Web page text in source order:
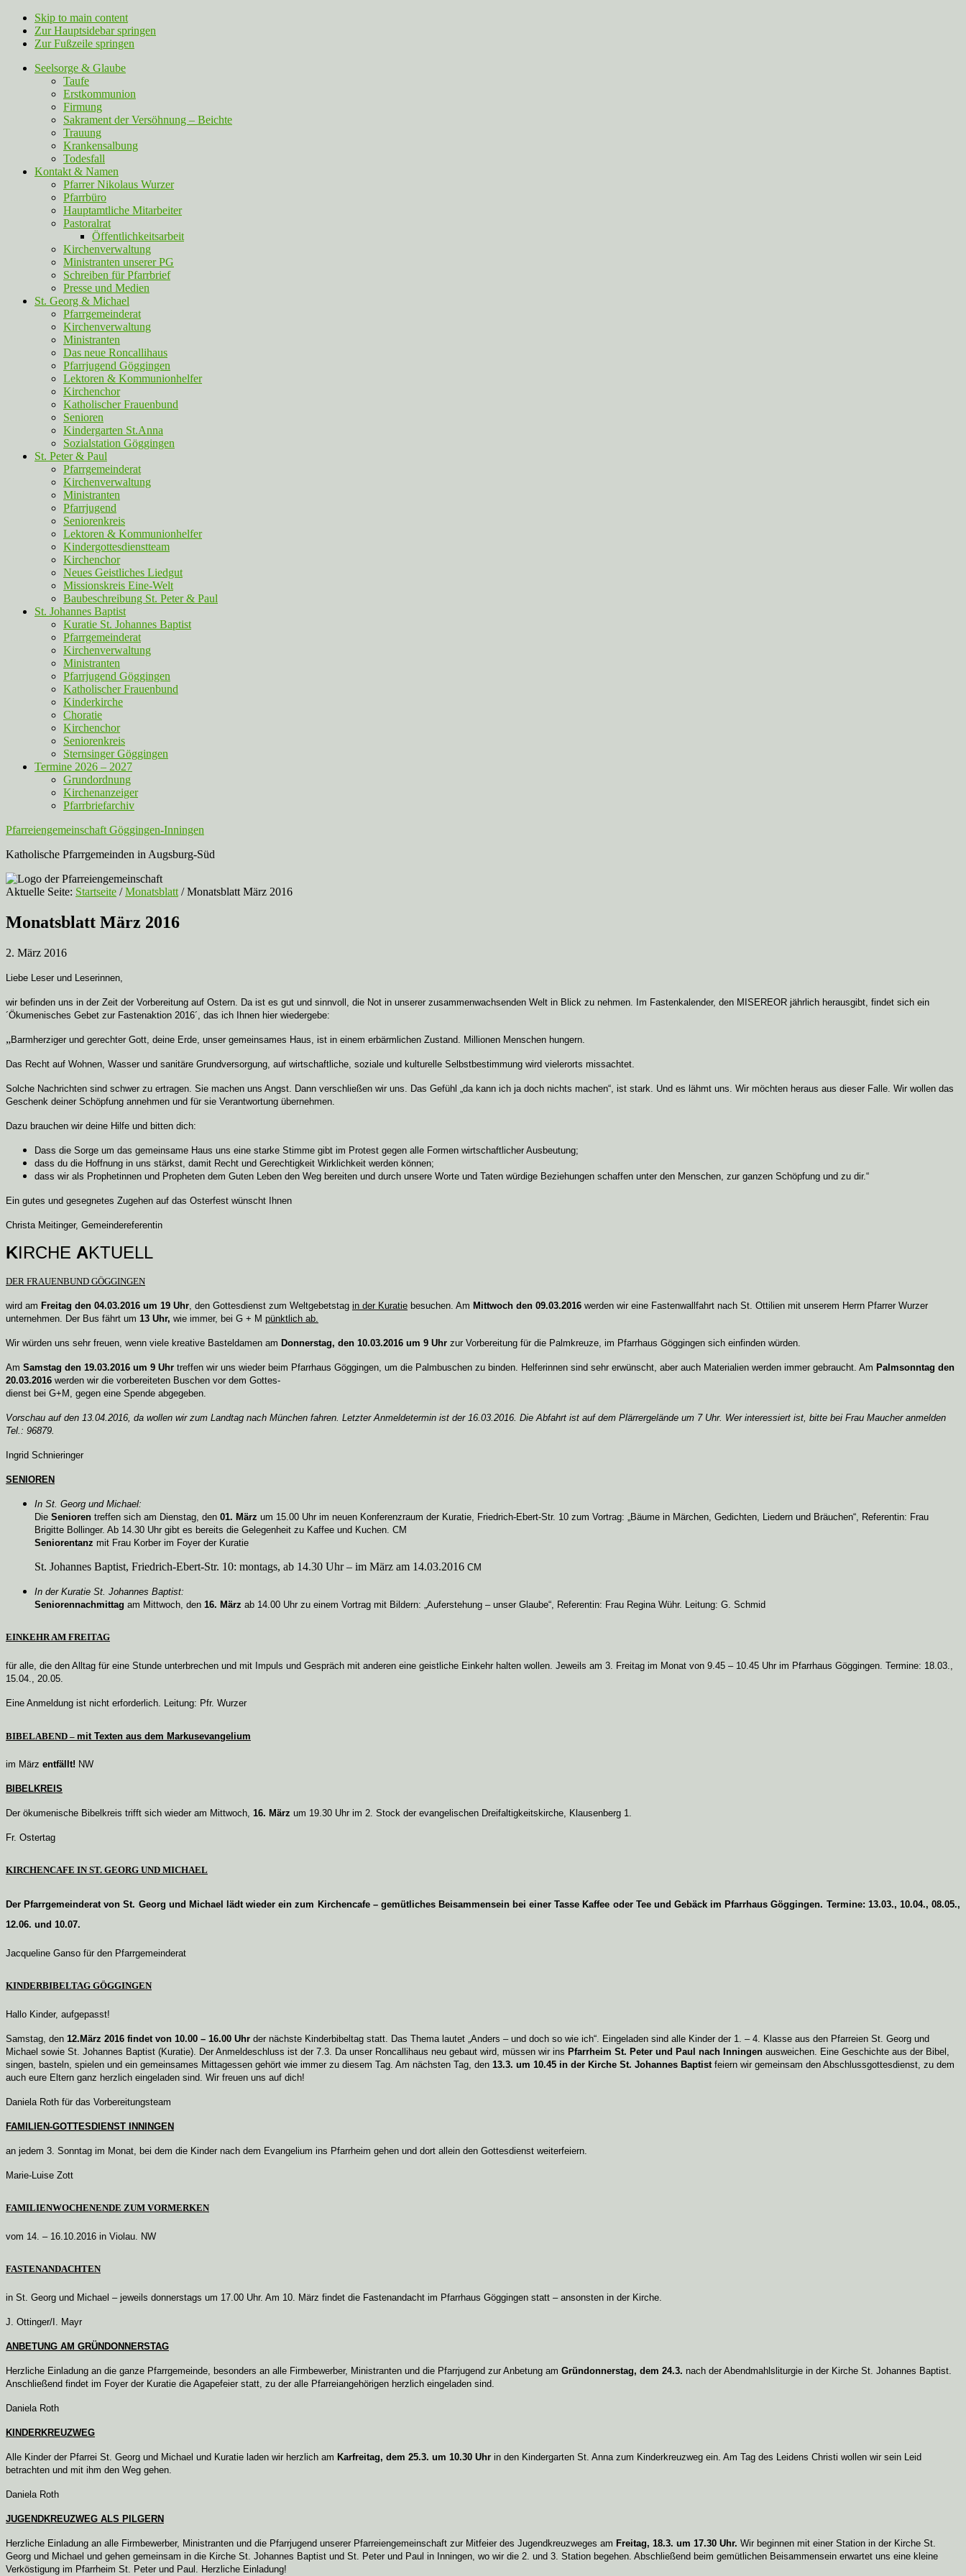
Skip to main content
Zur Hauptsidebar springen
Zur Fußzeile springen
Seelsorge & Glaube
Taufe
Erstkommunion
Firmung
Sakrament der Versöhnung – Beichte
Trauung
Krankensalbung
Todesfall
Kontakt & Namen
Pfarrer Nikolaus Wurzer
Pfarrbüro
Hauptamtliche Mitarbeiter
Pastoralrat
Öffentlichkeitsarbeit
Kirchenverwaltung
Ministranten unserer PG
Schreiben für Pfarrbrief
Presse und Medien
St. Georg & Michael
Pfarrgemeinderat
Kirchenverwaltung
Ministranten
Das neue Roncallihaus
Pfarrjugend Göggingen
Lektoren & Kommunionhelfer
Kirchenchor
Katholischer Frauenbund
Senioren
Kindergarten St.Anna
Sozialstation Göggingen
St. Peter & Paul
Pfarrgemeinderat
Kirchenverwaltung
Ministranten
Pfarrjugend
Seniorenkreis
Lektoren & Kommunionhelfer
Kindergottesdienstteam
Kirchenchor
Neues Geistliches Liedgut
Missionskreis Eine-Welt
Baubeschreibung St. Peter & Paul
St. Johannes Baptist
Kuratie St. Johannes Baptist
Pfarrgemeinderat
Kirchenverwaltung
Ministranten
Pfarrjugend Göggingen
Katholischer Frauenbund
Kinderkirche
Choratie
Kirchenchor
Seniorenkreis
Sternsinger Göggingen
Termine 2026 – 2027
Grundordnung
Kirchenanzeiger
Pfarrbriefarchiv
Pfarreiengemeinschaft Göggingen-Inningen
Katholische Pfarrgemeinden in Augsburg-Süd
Aktuelle Seite: Startseite / Monatsblatt /Monatsblatt März 2016
Monatsblatt März 2016
2. März 2016
Liebe Leser und Leserinnen,
wir befinden uns in der Zeit der Vorbereitung auf Ostern. Da ist es gut und sinnvoll, die Not in unserer zusammenwachsenden Welt in Blick zu nehmen. Im Fastenkalender, den MISEREOR jährlich herausgibt, findet sich ein
´Ökumenisches Gebet zur Fastenaktion 2016´, das ich Ihnen hier wiedergebe:
„Barmherziger und gerechter Gott, deine Erde, unser gemeinsames Haus, ist in einem erbärmlichen Zustand. Millionen Menschen hungern.
Das Recht auf Wohnen, Wasser und sanitäre Grundversorgung, auf wirtschaftliche, soziale und kulturelle Selbstbestimmung wird vielerorts missachtet.
Solche Nachrichten sind schwer zu ertragen. Sie machen uns Angst. Dann verschließen wir uns. Das Gefühl „da kann ich ja doch nichts machen“, ist stark. Und es lähmt uns. Wir möchten heraus aus dieser Falle. Wir wollen das
Geschenk deiner Schöpfung annehmen und für sie Verantwortung übernehmen.
Dazu brauchen wir deine Hilfe und bitten dich:
Dass die Sorge um das gemeinsame Haus uns eine starke Stimme gibt im Protest gegen alle Formen wirtschaftlicher Ausbeutung;
dass du die Hoffnung in uns stärkst, damit Recht und Gerechtigkeit Wirklichkeit werden können;
dass wir als Prophetinnen und Propheten dem Guten Leben den Weg bereiten und durch unsere Worte und Taten würdige Beziehungen schaffen unter den Menschen, zur ganzen Schöpfung und zu dir.“
Ein gutes und gesegnetes Zugehen auf das Osterfest wünscht Ihnen
Christa Meitinger, Gemeindereferentin
KIRCHE AKTUELL
DER FRAUENBUND GÖGGINGEN
wird am Freitag den 04.03.2016 um 19 Uhr , den Gottesdienst zum Weltgebetstag in der Kuratie besuchen. Am Mittwoch den 09.03.2016 werden wir eine Fastenwallfahrt nach St. Ottilien mit unserem Herrn Pfarrer Wurzer
unternehmen. Der Bus fährt um 13 Uhr, wie immer, bei G + M pünktlich ab.
Wir würden uns sehr freuen, wenn viele kreative Basteldamen am Donnerstag, den 10.03.2016 um 9 Uhr zur Vorbereitung für die Palmkreuze, im Pfarrhaus Göggingen sich einfinden würden.
Am Samstag den 19.03.2016 um 9 Uhr treffen wir uns wieder beim Pfarrhaus Göggingen, um die Palmbuschen zu binden. Helferinnen sind sehr erwünscht, aber auch Materialien werden immer gebraucht. Am Palmsonntag den
20.03.2016 werden wir die vorbereiteten Buschen vor dem Gottes-
dienst bei G+M, gegen eine Spende abgegeben.
Vorschau auf den 13.04.2016, da wollen wir zum Landtag nach München fahren. Letzter Anmeldetermin ist der 16.03.2016. Die Abfahrt ist auf dem Plärrergelände um 7 Uhr. Wer interessiert ist, bitte bei Frau Maucher anmelden
Tel.: 96879.
Ingrid Schnieringer
SENIOREN
In St. Georg und Michael:
Die Senioren treffen sich am Dienstag, den 01. März um 15.00 Uhr im neuen Konferenzraum der Kuratie, Friedrich-Ebert-Str. 10 zum Vortrag: „Bäume in Märchen, Gedichten, Liedern und Bräuchen“, Referentin: Frau
Brigitte Bollinger. Ab 14.30 Uhr gibt es bereits die Gelegenheit zu Kaffee und Kuchen. CM
Seniorentanz mit Frau Korber im Foyer der Kuratie
St. Johannes Baptist, Friedrich-Ebert-Str. 10: montags, ab 14.30 Uhr – im März am 14.03.2016 CM
In der Kuratie St. Johannes Baptist:
Seniorennachmittag am Mittwoch, den 16. März ab 14.00 Uhr zu einem Vortrag mit Bildern: „Auferstehung – unser Glaube“, Referentin: Frau Regina Wühr. Leitung: G. Schmid
EINKEHR AM FREITAG
für alle, die den Alltag für eine Stunde unterbrechen und mit Impuls und Gespräch mit anderen eine geistliche Einkehr halten wollen. Jeweils am 3. Freitag im Monat von 9.45 – 10.45 Uhr im Pfarrhaus Göggingen. Termine: 18.03.,
15.04., 20.05.
Eine Anmeldung ist nicht erforderlich. Leitung: Pfr. Wurzer
BIBELABEND – mit Texten aus dem Markusevangelium
im März entfällt! NW
BIBELKREIS
Der ökumenische Bibelkreis trifft sich wieder am Mittwoch, 16. März um 19.30 Uhr im 2. Stock der evangelischen Dreifaltigkeitskirche, Klausenberg 1.
Fr. Ostertag
KIRCHENCAFE IN ST. GEORG UND MICHAEL
Der Pfarrgemeinderat von St. Georg und Michael lädt wieder ein zum Kirchencafe – gemütliches Beisammensein bei einer Tasse Kaffee oder Tee und Gebäck im Pfarrhaus Göggingen. Termine: 13.03., 10.04., 08.05.,
12.06. und 10.07.
Jacqueline Ganso für den Pfarrgemeinderat
KINDERBIBELTAG GÖGGINGEN
Hallo Kinder, aufgepasst!
Samstag, den 12.März 2016 findet von 10.00 – 16.00 Uhr der nächste Kinderbibeltag statt. Das Thema lautet „Anders – und doch so wie ich“. Eingeladen sind alle Kinder der 1. – 4. Klasse aus den Pfarreien St. Georg und
Michael sowie St. Johannes Baptist (Kuratie).
Der Anmeldeschluss ist der 7.3. Da unser Roncallihaus neu gebaut wird, müssen wir ins Pfarrheim St. Peter und Paul nach Inningen ausweichen.
Eine Geschichte aus der Bibel,
singen, basteln, spielen und ein gemeinsames Mittagessen gehört wie immer zu diesem Tag. Am nächsten Tag, den 13.3. um 10.45 in der Kirche St. Johannes Baptist feiern wir gemeinsam den Abschlussgottesdienst, zu dem
auch eure Eltern ganz herzlich eingeladen sind. Wir freuen uns auf dich!
Daniela Roth für das Vorbereitungsteam
FAMILIEN-GOTTESDIENST INNINGEN
an jedem 3. Sonntag im Monat, bei dem die Kinder nach dem Evangelium ins Pfarrheim gehen und dort allein den Gottesdienst weiterfeiern.
Marie-Luise Zott
FAMILIENWOCHENENDE ZUM VORMERKEN
vom 14. – 16.10.2016 in Violau. NW
FASTENANDACHTEN
in St. Georg und Michael – jeweils donnerstags um 17.00 Uhr. Am 10. März findet die Fastenandacht im Pfarrhaus Göggingen statt – ansonsten in der Kirche.
J. Ottinger/I. Mayr
ANBETUNG AM GRÜNDONNERSTAG
Herzliche Einladung an die ganze Pfarrgemeinde, besonders an alle Firmbewerber, Ministranten und die Pfarrjugend zur Anbetung am Gründonnerstag, dem 24.3. nach der Abendmahlsliturgie in der Kirche St. Johannes Baptist.
Anschließend findet im Foyer der Kuratie die Agapefeier statt, zu der alle Pfarreiangehörigen herzlich eingeladen sind.
Daniela Roth
KINDERKREUZWEG
Alle Kinder der Pfarrei St. Georg und Michael und Kuratie laden wir herzlich am Karfreitag, dem 25.3. um 10.30 Uhr in den Kindergarten St. Anna zum Kinderkreuzweg ein. Am Tag des Leidens Christi wollen wir sein Leid
betrachten und mit ihm den Weg gehen.
Daniela Roth
JUGENDKREUZWEG ALS PILGERN
Herzliche Einladung an alle Firmbewerber, Ministranten und die Pfarrjugend unserer Pfarreiengemeinschaft zur Mitfeier des Jugendkreuzweges am Freitag, 18.3. um 17.30 Uhr. Wir beginnen mit einer Station in der Kirche St.
Georg und Michael und gehen gemeinsam in die Kirche St. Johannes Baptist und St. Peter und Paul in Inningen, wo wir die 2. und 3. Station begehen. Abschließend beim gemütlichen Beisammensein erwartet uns eine kleine
Verköstigung im Pfarrheim St. Peter und Paul. Herzliche Einladung!